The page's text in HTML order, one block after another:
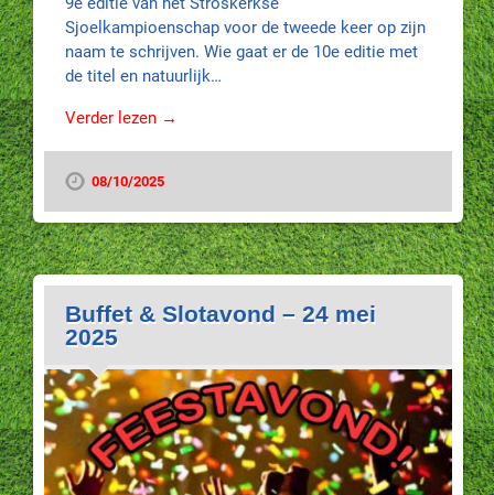
Sjoelkampioenschap voor de tweede keer op zijn
naam te schrijven. Wie gaat er de 10e editie met
de titel en natuurlijk…
Verder lezen →
08/10/2025
Buffet & Slotavond – 24 mei
2025